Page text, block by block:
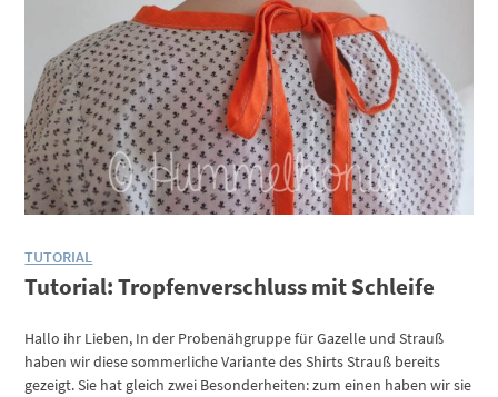
TUTORIAL
Tutorial: Tropfenverschluss mit Schleife
Hallo ihr Lieben, In der Probenähgruppe für Gazelle und Strauß
haben wir diese sommerliche Variante des Shirts Strauß bereits
gezeigt. Sie hat gleich zwei Besonderheiten: zum einen haben wir sie